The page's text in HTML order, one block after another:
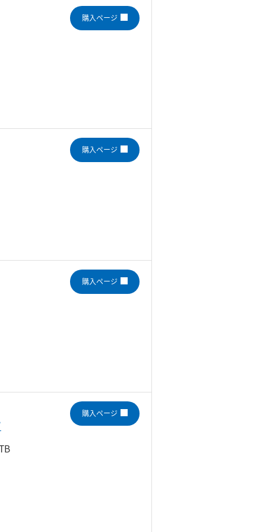
購入ページ
購入ページ
購入ページ
購入ページ